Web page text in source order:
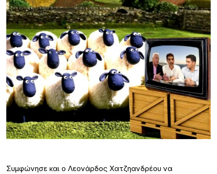
Συμφώνησε και ο Λεονάρδος Χατζηανδρέου να